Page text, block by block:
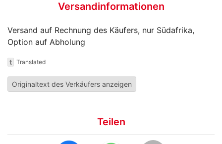
Versandinformationen
Versand auf Rechnung des Käufers, nur Südafrika,
Option auf Abholung
t Translated
Originaltext des Verkäufers anzeigen
Teilen